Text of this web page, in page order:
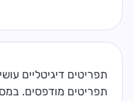
תפריטים דיגיטליים
תפריטים מודפסים.